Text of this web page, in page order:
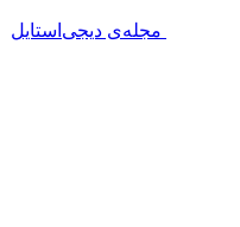
مجله‌ی دیجی‌استایل